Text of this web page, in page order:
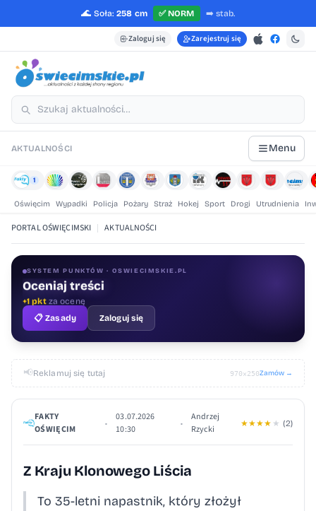
🌊 Soła: 258 cm ✅NORM ➡️ stab.
Zaloguj się Zarejestruj się
AKTUALNOŚCI Menu
1
Oświęcim Wypadki Policja Pożary Straż Hokej Sport Drogi Utrudnienia
PORTAL OŚWIĘCIMSKI | AKTUALNOŚCI
SYSTEM PUNKTÓW · OSWIECIMSKIE.PL
Oceniaj treści
+1 pktza ocenę
📋 Zasady
Zaloguj się
📢Reklamuj się tutaj 970×250Zamów →
FAKTY
OŚWIĘCIM
•
03.07.2026
10:30
•
Andrzej
Rzycki
★★★★ ★ (2)
Z Kraju Klonowego Liścia
To 35-letni napastnik, który złożył